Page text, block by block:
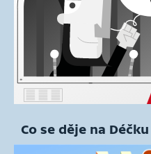
Co se děje na Déčku